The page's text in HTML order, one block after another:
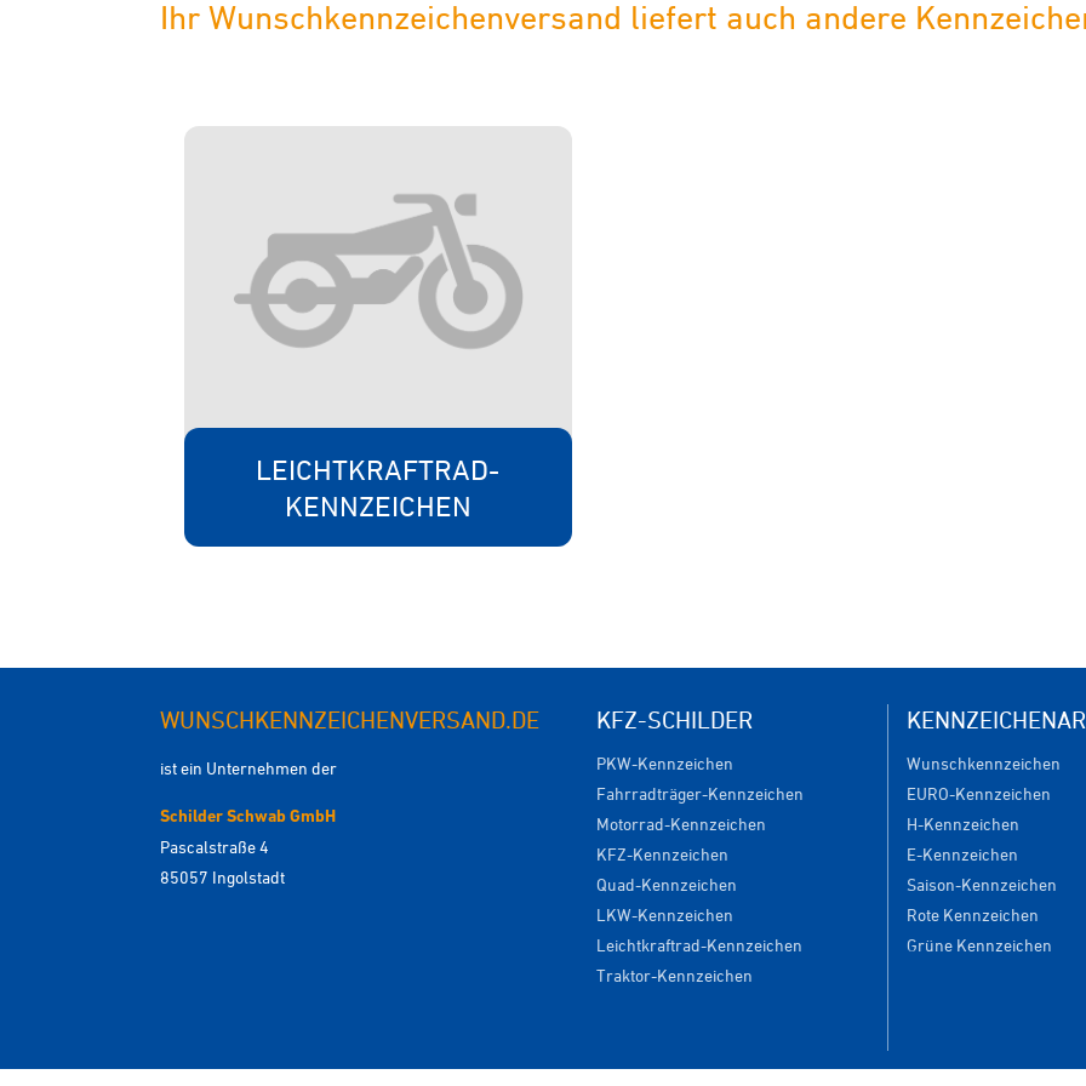
Ihr Wunschkennzeichenversand liefert auch andere
LEICHTKRAFTRAD-
KENNZEICHEN
WUNSCHKENNZEICHENVERSAND.DE
ist ein Unternehmen der
Schilder Schwab GmbH
Pascalstraße 4
85057 Ingolstadt
KFZ-SCHILDER
PKW-Kennzeichen
Fahrradträger-Kennzeichen
Motorrad-Kennzeichen
KFZ-Kennzeichen
Quad-Kennzeichen
LKW-Kennzeichen
Leichtkraftrad-Kennzeichen
Traktor-Kennzeichen
Wunschkennzeichen
EURO-Kennzeichen
H-Kennzeichen
E-Kennzeichen
Saison-Kennzeichen
Rote Kennzeichen
Grüne Kennzeichen